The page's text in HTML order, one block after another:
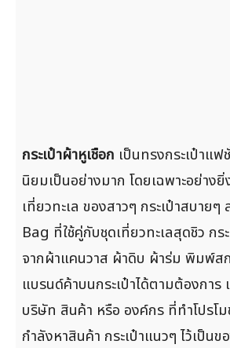
กระเป๋าผ้าหูเชือก เป็นทรงกระเป๋าแ
นิยมเป็นอย่างมาก โดยเฉพาะอย่างยิ่
เที่ยวทะเล ของสาวๆ กระเป๋าสบาย
Bag ที่ใช้คู่กับชุดเที่ยวทะเลสุดชิว กร
จากผ้าแคนวาส ผ้าดิบ ผ้าร่ม พิมพ์ส
แบรนด์ค้าบนกระเป๋าได้ตามต้องการ
บริษัท สินค้า หรือ องค์กร ที่ทำโปรโ
กำลังหาสินค้า กระเป๋าแนวๆ ไว้เป็น